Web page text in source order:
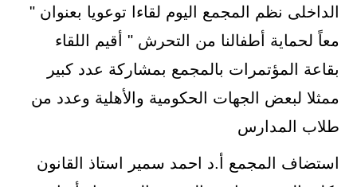
الداخلى نظم المجمع اليوم لقاءا توعويا بعنوان "
معاً لحماية أطفالنا من التحرش " أقيم اللقاء
بقاعة المؤتمرات بالمجمع بمشاركة عدد كبير
ممثلا لبعض الجهات الحكومية والأهلية وعدد من
طلاب المدارس
استضاف المجمع أ.د احمد سمير استاذ القانون